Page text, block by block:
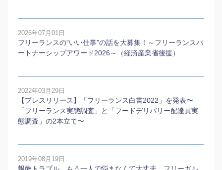
2026年07月01日
フリーランスの”いい仕事”の話を大募集！～フリーランスパ
ートナーシップアワード2026～（経済産業省後援）
2022年03月29日
【プレスリリース】「フリーランス白書2022」を発表〜
「フリーランス実態調査」と「フードデリバリー配達員実
態調査」の2本⽴て〜
2019年08月19日